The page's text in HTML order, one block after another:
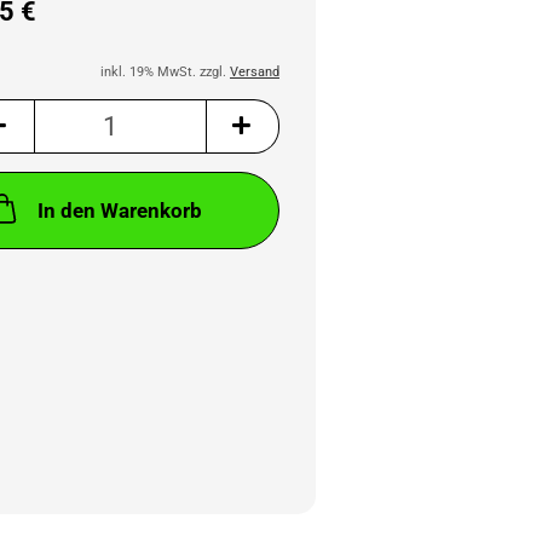
€
inkl. 19% MwSt. zzgl. Versand
In den Warenkorb